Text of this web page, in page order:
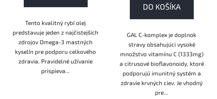
Tento kvalitný rybí olej
predstavuje jeden z najčistejších
zdrojov Omega-3 mastných
kyselín pre podporu celkového
zdravia. Pravidelné užívanie
prispieva...
DO KOŠÍKA
GAL C-komplex je doplnok
stravy obsahujúci vysoké
množstvo vitamínu C (1333mg)
a citrusové bioflavonoidy, ktoré
podporujú imunitný systém a
zdravie krvných ciev. Je vhodný
pre...